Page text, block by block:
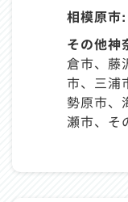
相模原
その他
倉市、藤
市、三浦
勢原市、
瀬市、そ